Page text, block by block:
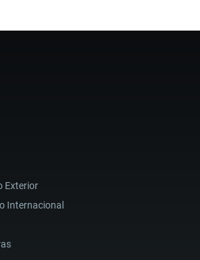
Exterior
Internacional